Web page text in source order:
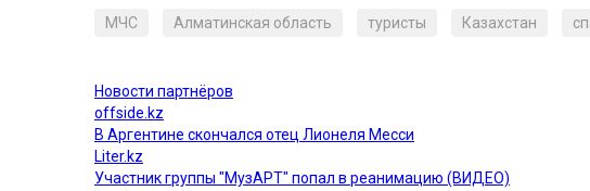
МЧС Алматинская область туристы Казахстан